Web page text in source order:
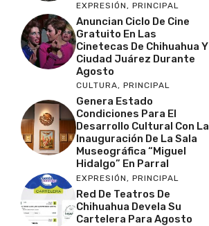
EXPRESIÓN, PRINCIPAL
Anuncian Ciclo De Cine
Gratuito En Las
Cinetecas De Chihuahua Y
Ciudad Juárez Durante
Agosto
CULTURA, PRINCIPAL
Genera Estado
Condiciones Para El
Desarrollo Cultural Con La
Inauguración De La Sala
Museográfica “Miguel
Hidalgo” En Parral
EXPRESIÓN , PRINCIPAL
Red De Teatros De
Chihuahua Devela Su
Cartelera Para Agosto